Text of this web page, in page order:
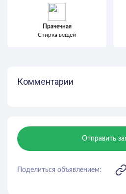
Прачечная
Стирка вещей
Комментарии
Отправить
Поделиться объявлением: